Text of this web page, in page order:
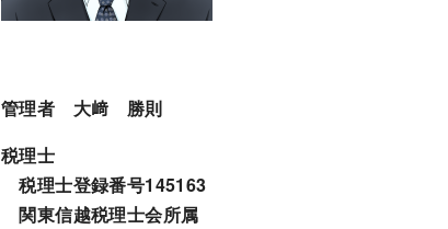
管理者 大﨑 勝則
税理士
税理士登録番号145163
関東信越税理士会所属